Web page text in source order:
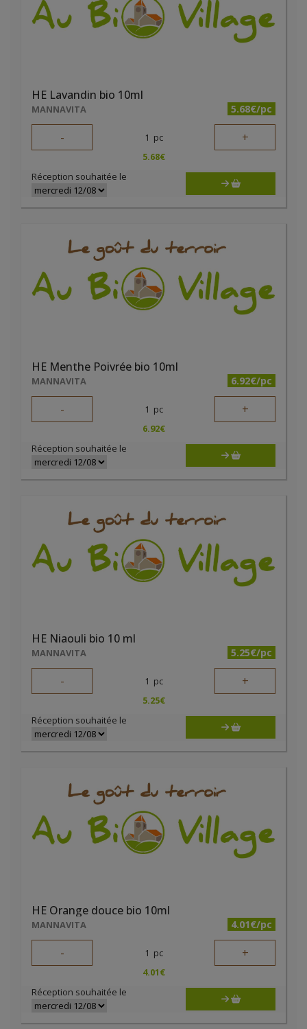
HE Lavandin bio 10ml
MANNAVITA 5.68€/pc
- 1 pc +
5.68€
Réception souhaitée le
HE Menthe Poivrée bio 10ml
MANNAVITA 6.92€/pc
- 1 pc +
6.92€
Réception souhaitée le
HE Niaouli bio 10 ml
MANNAVITA 5.25€/pc
- 1 pc +
5.25€
Réception souhaitée le
HE Orange douce bio 10ml
MANNAVITA 4.01€/pc
- 1 pc +
4.01€
Réception souhaitée le